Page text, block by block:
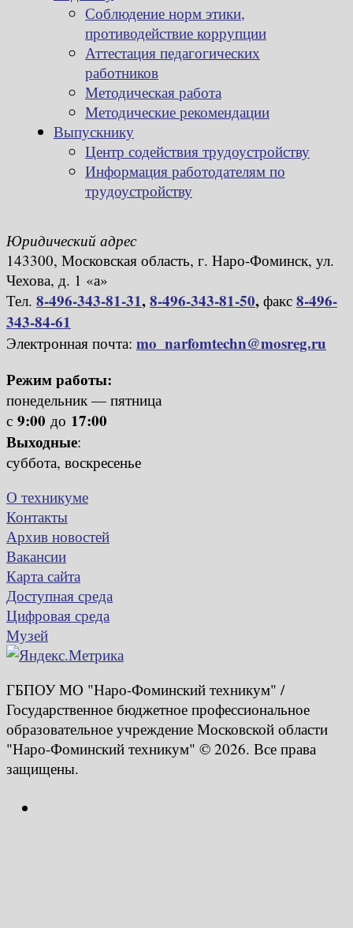
Соблюдение норм этики,
противодействие коррупции
Аттестация педагогических
работников
Методическая работа
Методические рекомендации
Выпускнику
Центр содействия трудоустройству
Информация работодателям по
трудоустройству
Юридический адрес
143300, Московская область, г. Наро-Фоминск, ул.
Чехова, д. 1 «а»
Тел. 8-496-343-81-31,8-496-343-81-50, факс 8-496-
343-84-61
Электронная почта: mo_narfomtechn@mosreg.ru
Режим работы:
понедельник — пятница
с 9:00 до 17:00
Выходные:
суббота, воскресенье
О техникуме
Контакты
Архив новостей
Вакансии
Карта сайта
Доступная среда
Цифровая среда
Музей
ГБПОУ МО "Наро-Фоминский техникум" /
Государственное бюджетное профессиональное
образовательное учреждение Московской области
"Наро-Фоминский техникум" © 2026. Все права
защищены.